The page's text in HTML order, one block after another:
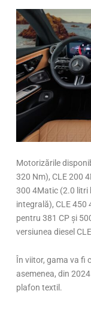
Motorizările
320 Nm), CLE 200
300 4Matic (2.0 litri
integrală), CLE 450
pentru 381 CP și
versiunea diesel
În viitor, gama va fi
asemenea, din
plafon textil.